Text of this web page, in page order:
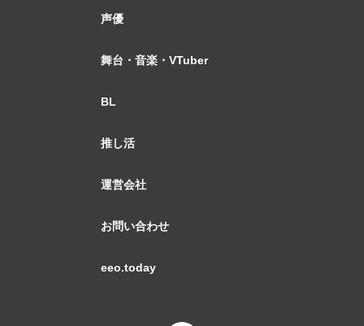
声優
舞台・音楽・VTuber
BL
推し活
運営会社
お問い合わせ
eeo.today